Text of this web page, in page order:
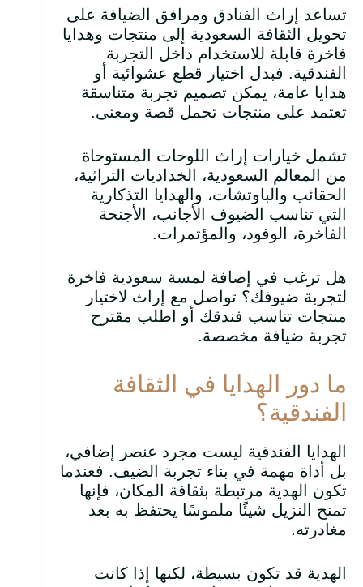
تساعد إراث الفنادق ومرافق الضيافة على
تحويل الثقافة السعودية إلى منتجات وهدايا
فاخرة قابلة للاستخدام داخل التجربة
الفندقية. فبدل اختيار قطع عشوائية أو
هدايا عامة، يمكن تصميم تجربة متناسقة
تعتمد على منتجات تحمل قصة ومعنى.
تشمل خيارات إراث اللوحات المستوحاة
من المعالم السعودية، الخداديات التراثية،
الحقائب والباوتشات، والهدايا التذكارية
التي تناسب الضيوف الأجانب، الأجنحة
الفاخرة، الوفود، والمؤتمرات.
هل ترغب في إضافة لمسة سعودية فاخرة
لتجربة ضيوفك؟ تواصل مع إراث لاختيار
منتجات تناسب فندقك أو اطلب مقترح
تجربة ضيافة مخصصة.
ما دور الهدايا في الثقافة
الفندقية؟
الهدايا الفندقية ليست مجرد عنصر إضافي،
بل أداة مهمة في بناء تجربة الضيف. فعندما
تكون الهدية مرتبطة بثقافة المكان، فإنها
تمنح النزيل شيئًا ملموسًا يحتفظ به بعد
مغادرته.
الهدية قد تكون بسيطة، لكنها إذا كانت